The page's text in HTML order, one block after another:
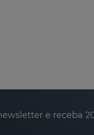
e receba